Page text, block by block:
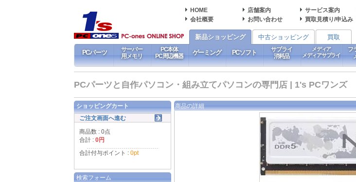
HOME 店舗案内 サービス案内
会社概要
お問い合わせ 買取見積り/申込み
新品ショッピング 中古ショッピング 買取
PCパーツ
サーバー
用メモリ
PC本体
PC周辺機器
ゲーミング PCソフト
サプライ
消耗品
メディア
メディアサプライ
フ
PCパーツと自作パソコン・組み立てパソコンの専門店 | 1's PCワンズ
商品の詳細
ショッピングカート
ご注文画面へ進む
商品数 : 0点
合計 : 0円
合計付与ポイント : 0pt
検索フォーム